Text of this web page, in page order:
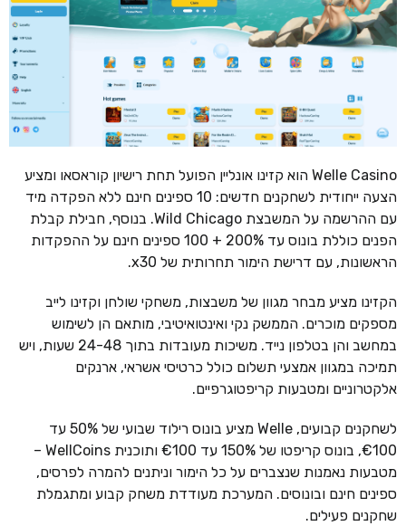
Welle Casino הוא קזינו אונליין הפועל תחת רישיון קוראסאו ומציע
הצעה ייחודית לשחקנים חדשים: 10 ספינים חינם ללא הפקדה מיד
עם ההרשמה על המשבצת Wild Chicago. בנוסף, חבילת קבלת
הפנים כוללת בונוס עד 200% + 100 ספינים חינם על ההפקדות
הראשונות, עם דרישת הימור תחרותית של x30.
הקזינו מציע מבחר מגוון של משבצות, משחקי שולחן וקזינו לייב
מספקים מוכרים. הממשק נקי ואינטואיטיבי, מותאם הן לשימוש
במחשב והן בטלפון נייד. משיכות מעובדות בתוך 24-48 שעות, ויש
תמיכה במגוון אמצעי תשלום כולל כרטיסי אשראי, ארנקים
אלקטרוניים ומטבעות קריפטוגרפיים.
לשחקנים קבועים, Welle מציע בונוס רילוד שבועי של 50% עד
€100, בונוס קריפטו של 150% עד €100 ותוכנית WellCoins –
מטבעות נאמנות שנצברים על כל הימור וניתנים להמרה לפרסים,
ספינים חינם ובונוסים. המערכת מעודדת משחק קבוע ומתגמלת
שחקנים פעילים.